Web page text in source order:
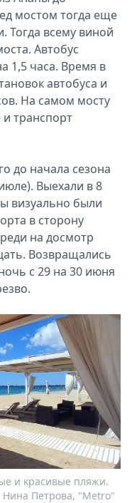
мостом тогда еще
Тогда всему виной
Автобус
1,5 часа. Время в
автобуса и
На самом мосту
транспорт
до начала сезона
Выехали в 8
визуально были
в сторону
на досмотр
Возвращались
с 29 на 30 июня
и красивые пляжи.
Нина Петрова, "Metro"